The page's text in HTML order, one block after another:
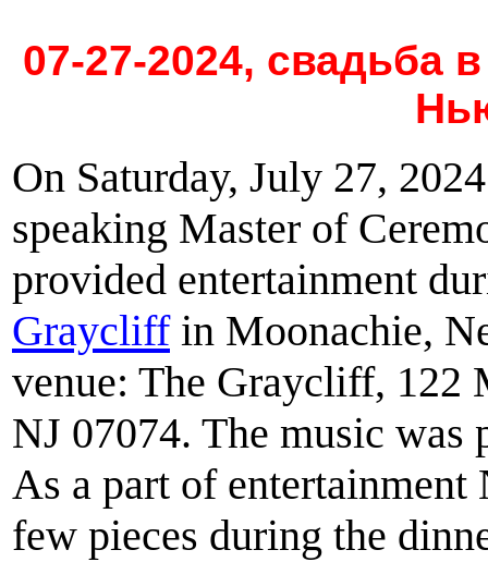
07-27-2024, свадьба
On Saturday, July 27,
speaking Master of
provided entertainment
Graycliffin Moonachie,
venue: The Graycliff, 122
NJ 07074. The music was
As a part of
few pieces during the